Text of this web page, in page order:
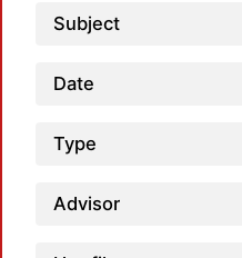
Subject
Date
Type
Advisor